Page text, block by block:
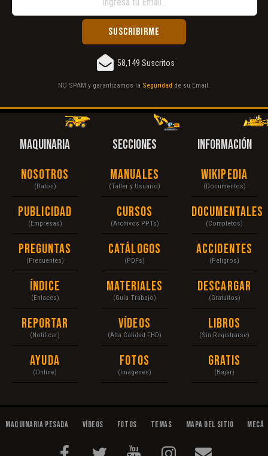
58,149 Suscritos
NO SPAM y garantizamos la Seguridad de su Email.
MAQUINARIA
Nosotros
(Datos)
Publicidad
(Empresas)
Preguntas
(Frecuentes)
Índice
(Enlaces)
Reportar
(Notificar)
Ayuda
(Online)
SECCIONES
Manuales
(Taller y Usuario)
Cursos
(Archivos PPTs)
Catálogos
(PDFs)
Materiales
(Guía Trabajo)
Vídeos
(Alta Calidad FHD)
Fotos
(Imágenes)
INFORMACIÓN
Wikipedia
(Documentos)
Documentales
(Completos)
Accidentes
(Peligros)
Descargar
(Gratuitos)
Libros
(Sin Registrarse)
Gratis
(Bajar)
Maquinaria Pesada Vídeos Fotos Temas Mapa del Sitio